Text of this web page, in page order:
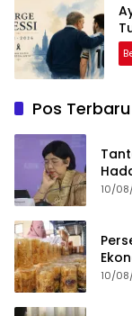
Pos Terbaru
10/
10/